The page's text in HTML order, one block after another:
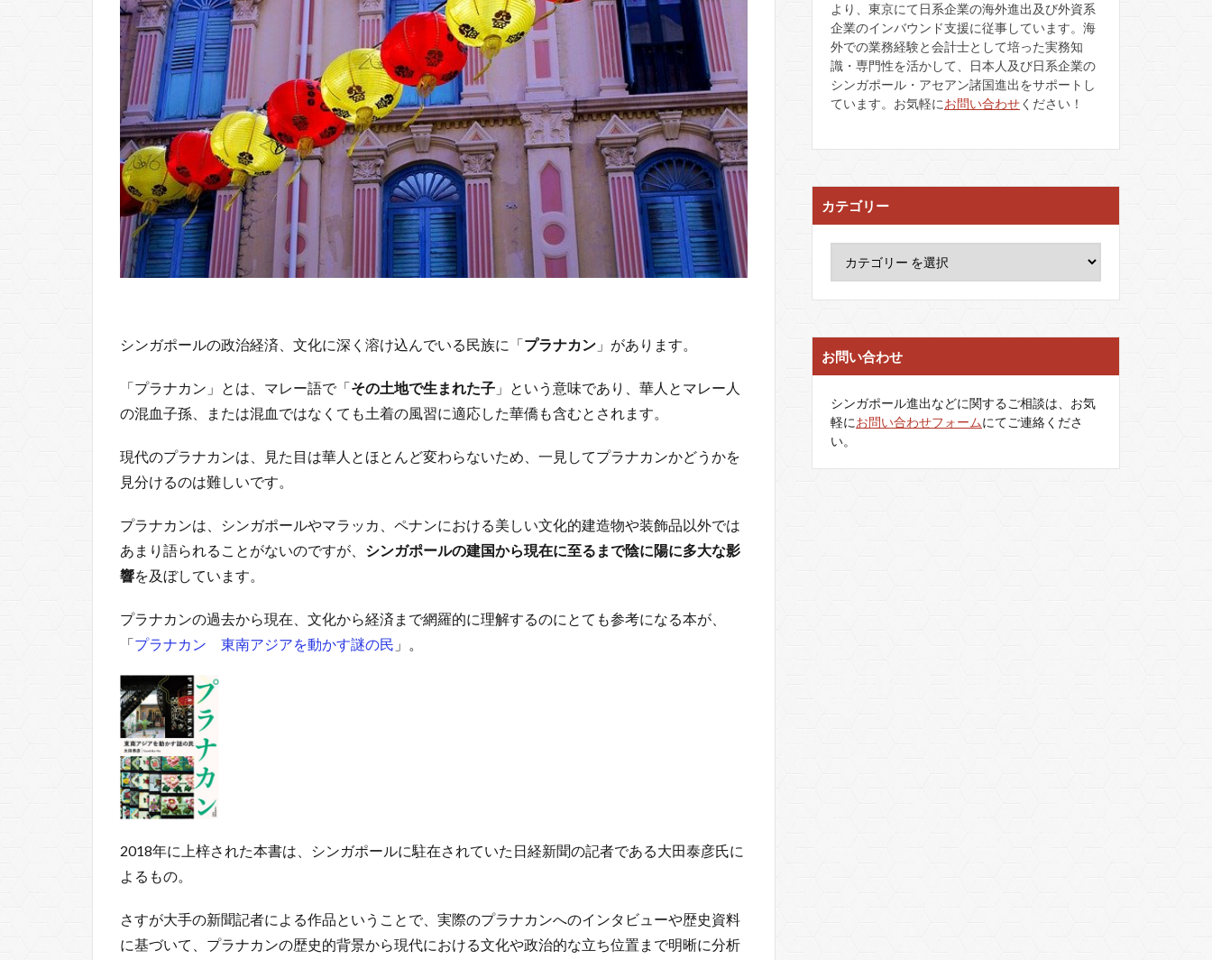
シンガポールの政治経済、文化に深く溶け込んでいる民族に「プラナカン 」があります。
「プラナカン」とは、マレー語で「その土地で生まれた子 」という意味であり、華人とマレー人
の混血子孫、または混血ではなくても土着の風習に適応した華僑も含むとされます。
現代のプラナカンは、見た目は華人とほとんど変わらないため、一見してプラナカンかどうかを
見分けるのは難しいです。
プラナカンは、シンガポールやマラッカ、ペナンにおける美しい文化的建造物や装飾品以外では
あまり語られることがないのですが、 シンガポールの建国から現在に至るまで陰に陽に多大な影
響を及ぼしています。
プラナカンの過去から現在、文化から経済まで網羅的に理解するのにとても参考になる本が、
「プラナカン 東南アジアを動かす謎の民 」。
2018年に上梓された本書は、シンガポールに駐在されていた日経新聞の記者である大田泰彦氏に
よるもの。
さすが大手の新聞記者による作品ということで、実際のプラナカンへのインタビューや歴史資料
に基づいて、プラナカンの歴史的背景から現代における文化や政治的な立ち位置まで明晰に分析
より、東京にて日系企業の海外進出及び外資系
企業のインバウンド支援に従事しています。海
外での業務経験と会計士として培った実務知
識・専門性を活かして、日本人及び日系企業の
シンガポール・アセアン諸国進出をサポートし
ています。お気軽にお問い合わせください！
カテゴリー
お問い合わせ
シンガポール進出などに関するご相談は、お気
軽にお問い合わせフォームにてご連絡くださ
い。